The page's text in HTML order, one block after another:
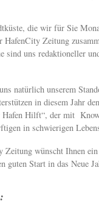
die wir für Sie
HafenCity Zeitung
sind uns redaktioneller
natürlich unserem
in diesem Jahr
Hafen Hilft“, der mit
in schwierigen
Zeitung wünscht Ihnen
guten Start in das Neue